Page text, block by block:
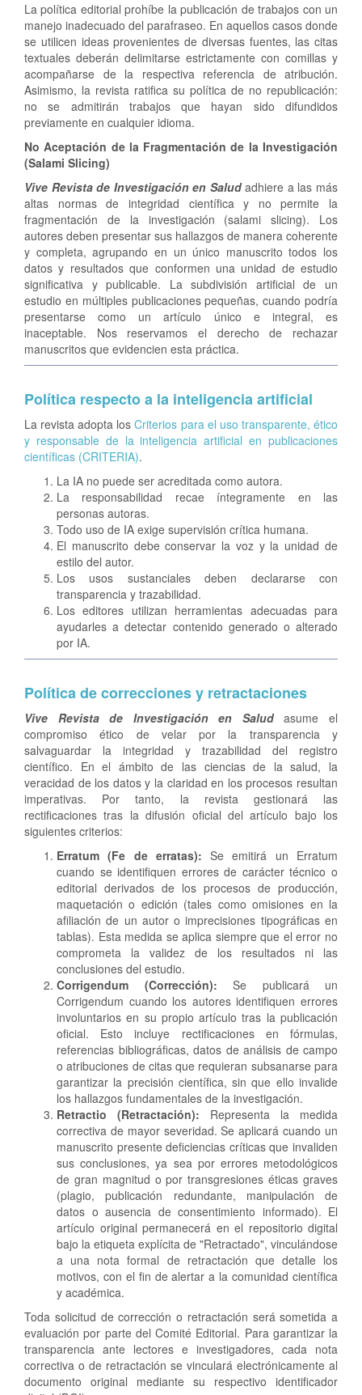
La política editorial prohíbe la publicación de trabajos con un
manejo inadecuado del parafraseo. En aquellos casos donde
se utilicen ideas provenientes de diversas fuentes, las citas
textuales deberán delimitarse estrictamente con comillas y
acompañarse de la respectiva referencia de atribución.
Asimismo, la revista ratifica su política de no republicación:
no se admitirán trabajos que hayan sido difundidos
previamente en cualquier idioma.
No Aceptación de la Fragmentación de la Investigación
(Salami Slicing)
Vive Revista de Investigación en Saludadhiere a las más
altas normas de integridad científica y no permite la
fragmentación de la investigación (salami slicing). Los
autores deben presentar sus hallazgos de manera coherente
y completa, agrupando en un único manuscrito todos los
datos y resultados que conformen una unidad de estudio
significativa y publicable. La subdivisión artificial de un
estudio en múltiples publicaciones pequeñas, cuando podría
presentarse como un artículo único e integral, es
inaceptable. Nos reservamos el derecho de rechazar
manuscritos que evidencien esta práctica.
Política respecto a la inteligencia artificial
La revista adopta losCriterios para el uso transparente, ético
y responsable de la inteligencia artificial en publicaciones
científicas (CRITERIA).
La IA no puede ser acreditada como autora.
La responsabilidad recae íntegramente en las
personas autoras.
Todo uso de IA exige supervisión crítica humana.
El manuscrito debe conservar la voz y la unidad de
estilo del autor.
Los usos sustanciales deben declararse con
transparencia y trazabilidad.
Los editores utilizan herramientas adecuadas para
ayudarles a detectar contenido generado o alterado
por IA.
Política de correcciones y retractaciones
Vive Revista de Investigación en Saludasume el
compromiso ético de velar por la transparencia y
salvaguardar la integridad y trazabilidad del registro
científico. En el ámbito de las ciencias de la salud, la
veracidad de los datos y la claridad en los procesos resultan
imperativas. Por tanto, la revista gestionará las
rectificaciones tras la difusión oficial del artículo bajo los
siguientes criterios:
Erratum (Fe de erratas): Se emitirá un Erratum
cuando se identifiquen errores de carácter técnico o
editorial derivados de los procesos de producción,
maquetación o edición (tales como omisiones en la
afiliación de un autor o imprecisiones tipográficas en
tablas). Esta medida se aplica siempre que el error no
comprometa la validez de los resultados ni las
conclusiones del estudio.
Corrigendum (Corrección): Se publicará un
Corrigendum cuando los autores identifiquen errores
involuntarios en su propio artículo tras la publicación
oficial. Esto incluye rectificaciones en fórmulas,
referencias bibliográficas, datos de análisis de campo
o atribuciones de citas que requieran subsanarse para
garantizar la precisión científica, sin que ello invalide
los hallazgos fundamentales de la investigación.
Retractio (Retractación): Representa la medida
correctiva de mayor severidad. Se aplicará cuando un
manuscrito presente deficiencias críticas que invaliden
sus conclusiones, ya sea por errores metodológicos
de gran magnitud o por transgresiones éticas graves
(plagio, publicación redundante, manipulación de
datos o ausencia de consentimiento informado). El
artículo original permanecerá en el repositorio digital
bajo la etiqueta explícita de "Retractado", vinculándose
a una nota formal de retractación que detalle los
motivos, con el fin de alertar a la comunidad científica
y académica.
Toda solicitud de corrección o retractación será sometida a
evaluación por parte del Comité Editorial. Para garantizar la
transparencia ante lectores e investigadores, cada nota
correctiva o de retractación se vinculará electrónicamente al
documento original mediante su respectivo identificador